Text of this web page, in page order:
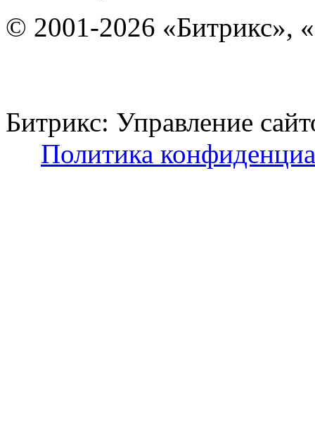
© 2001-2026 «Битрикс»,
Битрикс: Управление
Политика